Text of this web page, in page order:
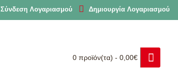
Σύνδεση Λογαριασμού Δημιουργία Λογαριασμού
0 προϊόν(τα) - 0,00€